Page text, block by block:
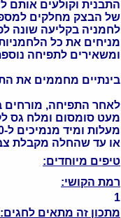
התבנית וקולעים אותם
של הבצק מחלקים
לחמניה בקליעה שונה
מניחים את כל
ומשאירים לתפיחה נוספת של
בינתיים מחממים את התנור ל-
לאחר התפיחה, מורחים
מעט סומסום ומלח גס לקישוט
מעלות ומיד מנמיכים ל-170-180 וסה"כ אופים כ-25-30 דקות
או עד שהחלה מקבלת
טיפים מיוחדים:
רמת הקושי:
1
מתכון זה מתאים לחגים: